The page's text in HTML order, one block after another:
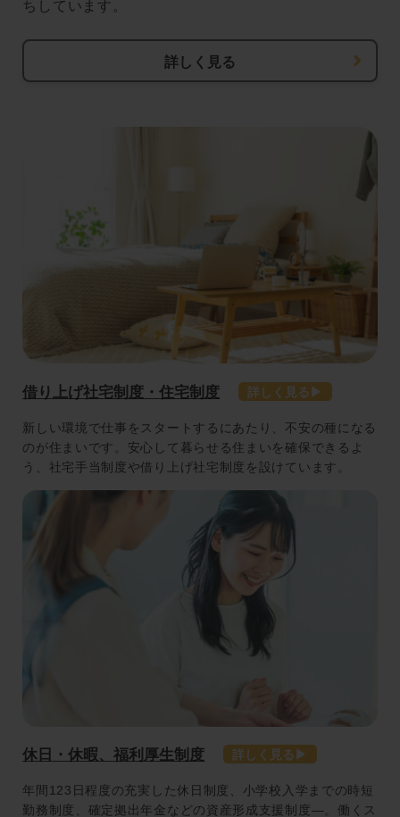
ちしています。
詳しく見る
借り上げ社宅制度・住宅制度
新しい環境で仕事をスタートするにあたり、不安の種になる
のが住まいです。安心して暮らせる住まいを確保できるよ
う、社宅手当制度や借り上げ社宅制度を設けています。
休日・休暇、福利厚生制度
年間123日程度の充実した休日制度、小学校入学までの時短
勤務制度、確定拠出年金などの資産形成支援制度―。働くス